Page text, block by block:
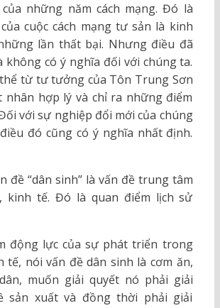
những năm cách mạng. Đó là
cuộc cách mạng tư sản là kinh
lần thất bại. Nhưng điều đã
không có ý nghĩa đối với chúng ta.
từ tư tưởng của Tôn Trung Sơn
nhân hợp lý và chỉ ra những điểm
với sự nghiệp đổi mới của chúng
đó cũng có ý nghĩa nhất định.
đề “dân sinh” là vấn đề trung tâm
kinh tế. Đó là quan điểm lịch sử
động lực của sự phát triển trong
tế, nói vấn đề dân sinh là cơm ăn,
muốn giải quyết nó phải giải
sản xuất và đồng thời phải giải